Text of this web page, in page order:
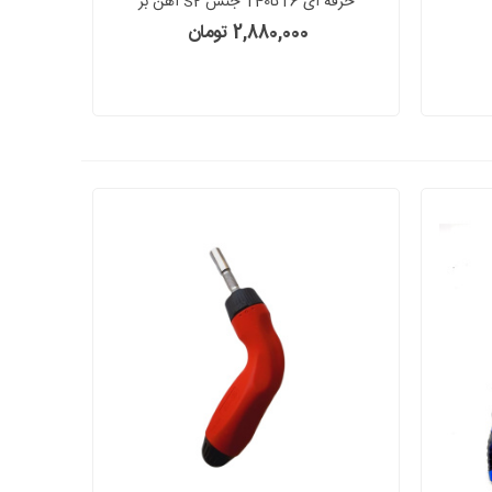
هایونگ HAOYONG مدل HYG92,880,000 تومان